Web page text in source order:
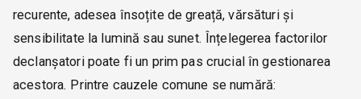
recurente, adesea însoțite de greață, vărsături și
sensibilitate la lumină sau sunet. Înțelegerea factorilor
declanșatori poate fi un prim pas crucial în gestionarea
acestora. Printre cauzele comune se numără: